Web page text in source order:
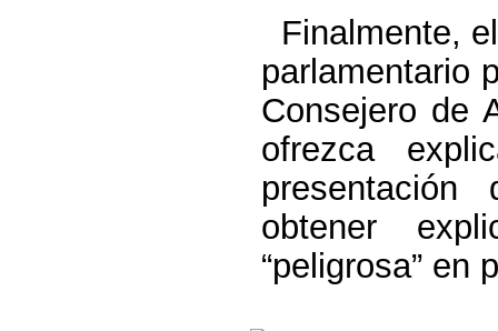
Finalmente,
parlamentario
Consejero de
ofrezca
obtener
“peligrosa” en